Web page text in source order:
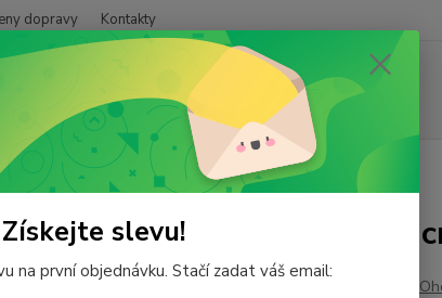
dopravy Kontakty
Jantarový elegantní náhrdelník dlouhý 70 cm, mix barev
náhrdelník dlouhý 70
Získejte slevu!
na první objednávku. Stačí zadat váš email: